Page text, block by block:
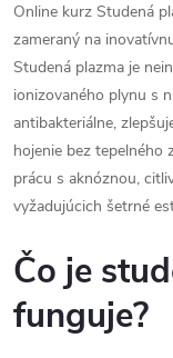
Online kurz Studená
zameraný na
Studená plazma je
ionizovaného plynu s
antibakteriálne,
hojenie bez tepelného
prácu s aknóznou,
vyžadujúcich šetrné
Čo je
funguje?